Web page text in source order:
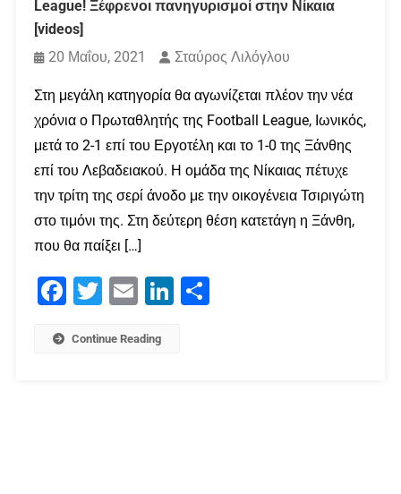
League! Ξέφρενοι πανηγυρισμοί στην Νίκαια
[videos]
20 Μαΐου, 2021
Σταύρος Λιλόγλου
Στη μεγάλη κατηγορία θα αγωνίζεται πλέον την νέα
χρόνια ο Πρωταθλητής της Football League, Ιωνικός,
μετά το 2-1 επί του Εργοτέλη και το 1-0 της Ξάνθης
επί του Λεβαδειακού. Η ομάδα της Νίκαιας πέτυχε
την τρίτη της σερί άνοδο με την οικογένεια Τσιριγώτη
στο τιμόνι της. Στη δεύτερη θέση κατετάγη η Ξάνθη,
που θα παίξει […]
Facebook
Twitter Email LinkedIn
Continue Reading